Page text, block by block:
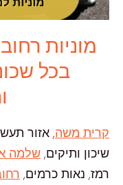
מוניות
בכל
קרית משה, אזור
שיכון ותיקים, שלמה
רמז, נאות כרמים,